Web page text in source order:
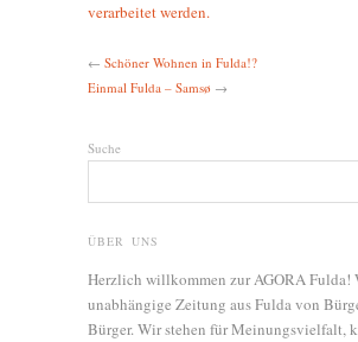
verarbeitet werden.
← Schöner Wohnen in Fulda!?
Einmal Fulda – Samsø →
Suche
ÜBER UNS
Herzlich willkommen zur AGORA Fulda!
unabhängige Zeitung aus Fulda von
Bürger. Wir stehen für Meinungsvielfalt,